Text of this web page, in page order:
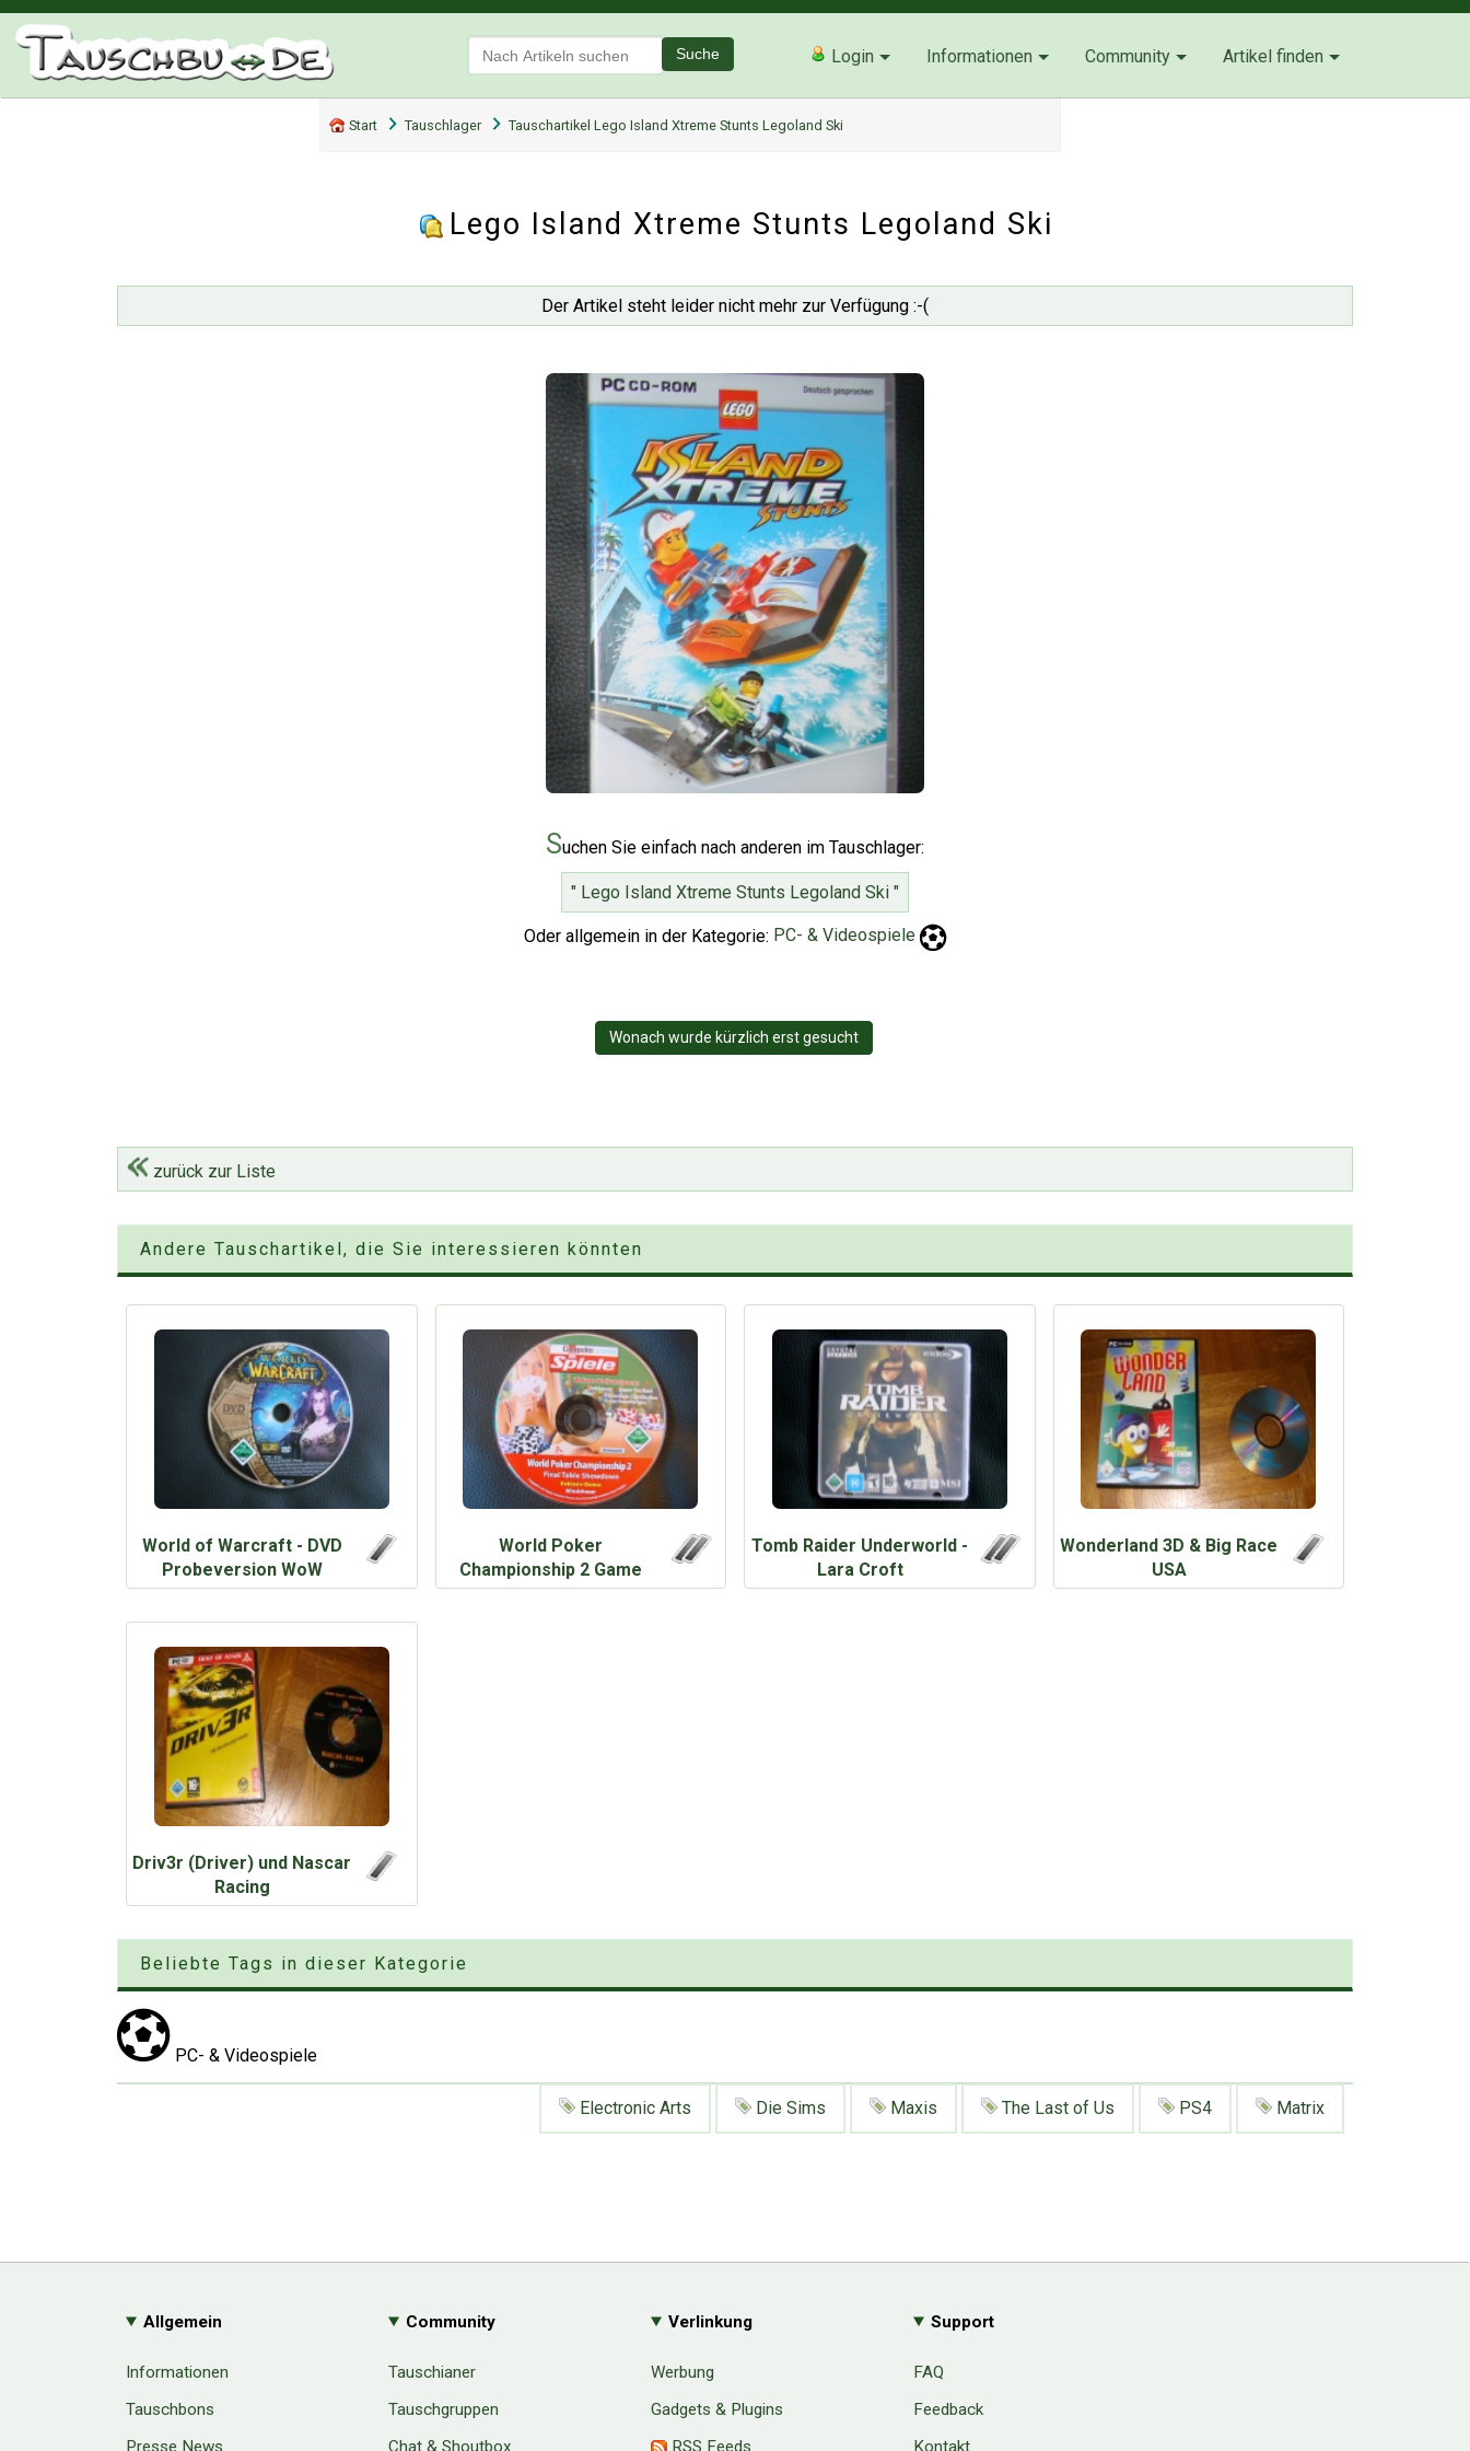
Suche Login Informationen Community Artikel finden
Start Tauschlager Tauschartikel Lego Island Xtreme Stunts Legoland Ski
Lego Island Xtreme Stunts Legoland Ski
Der Artikel steht leider nicht mehr zur Verfügung :-(
Suchen Sie einfach nach anderen im Tauschlager:
" Lego Island Xtreme Stunts Legoland Ski "
Oder allgemein in der Kategorie: PC- & Videospiele
Wonach wurde kürzlich erst gesucht
zurück zur Liste
Andere Tauschartikel, die Sie interessieren könnten
World of Warcraft - DVD
Probeversion WoW
World Poker
Championship 2 Game
Tomb Raider Underworld -
Lara Croft
Wonderland 3D & Big Race
USA
Driv3r (Driver) und Nascar
Racing
Beliebte Tags in dieser Kategorie
PC- & Videospiele
Electronic Arts Die Sims Maxis The Last of Us PS4 Matrix
Allgemein
Informationen
Tauschbons
Presse News
Community
Tauschianer
Tauschgruppen
Chat & Shoutbox
Verlinkung
Werbung
Gadgets & Plugins
RSS Feeds
Support
FAQ
Feedback
Kontakt